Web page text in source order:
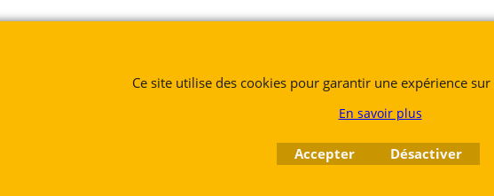
Ce site utilise des cookies pour garantir une expérience
En savoir plus
Accepter Désactiver